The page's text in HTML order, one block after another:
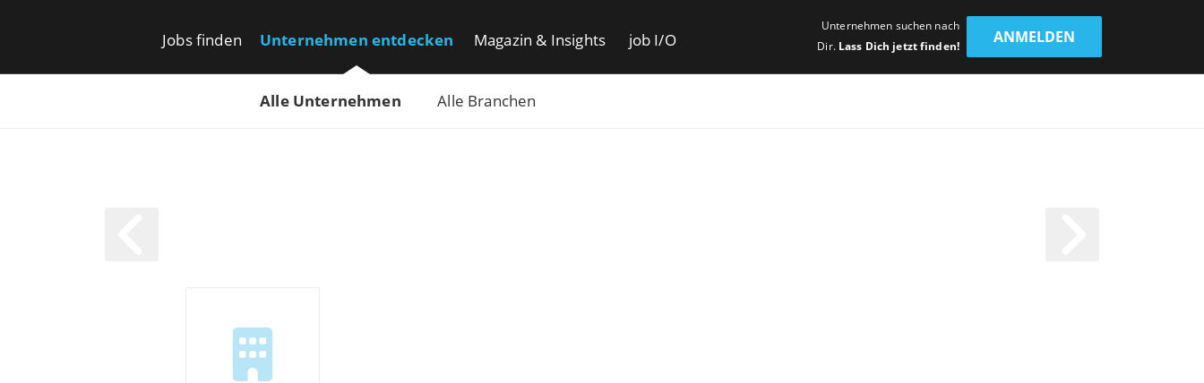
Jobs finden Unternehmen entdecken
Alle Unternehmen Alle Branchen
Magazin & Insights job I/O
Unternehmen suchen nach
Dir. Lass Dich jetzt finden!
ANMELDEN